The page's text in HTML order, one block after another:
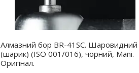
Алмазний бор BR-41SC. Шаровидний
(шарик) (ISO 001/016), чорний, Mani.
Оригінал.